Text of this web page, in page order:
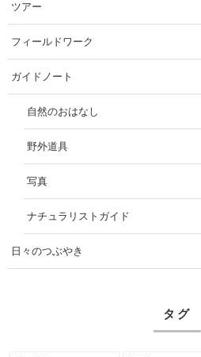
ツアー
フィールドワーク
ガイドノート
自然のおはなし
野外道具
写真
ナチュラリストガイド
日々のつぶやき
タグ